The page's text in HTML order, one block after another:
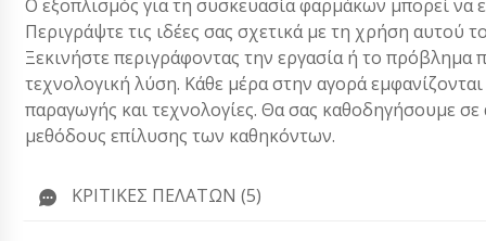
Ο εξοπλισμός για τη συσκευασία φαρμάκων μπορεί να
Περιγράψτε τις ιδέες σας σχετικά με τη χρήση αυτού
Ξεκινήστε περιγράφοντας την εργασία ή το
τεχνολογική λύση. Κάθε μέρα στην αγορά
παραγωγής και τεχνολογίες. Θα σας καθοδηγήσουμε
μεθόδους επίλυσης των καθηκόντων.
ΚΡΙΤΙΚΈΣ ΠΕΛΑΤΏΝ (5)